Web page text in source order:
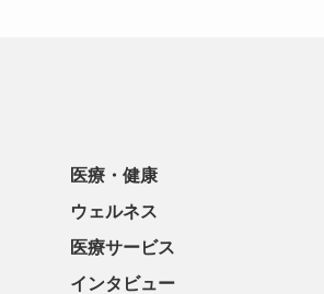
医療・健康
ウェルネス
医療サービス
インタビュー